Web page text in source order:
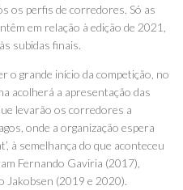
os perfis de corredores. Só as
em relação à edição de 2021,
subidas finais.
o grande início da competição, no
acolherá a apresentação das
levarão os corredores a
onde a organização espera
à semelhança do que aconteceu
Fernando Gaviria (2017),
Jakobsen (2019 e 2020).